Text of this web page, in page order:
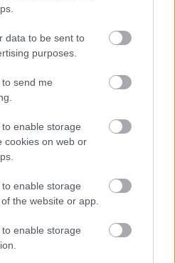
data to be sent to
purposes.
send me
enable storage
cookies on web or
enable storage
the website or app.
enable storage
sem segít